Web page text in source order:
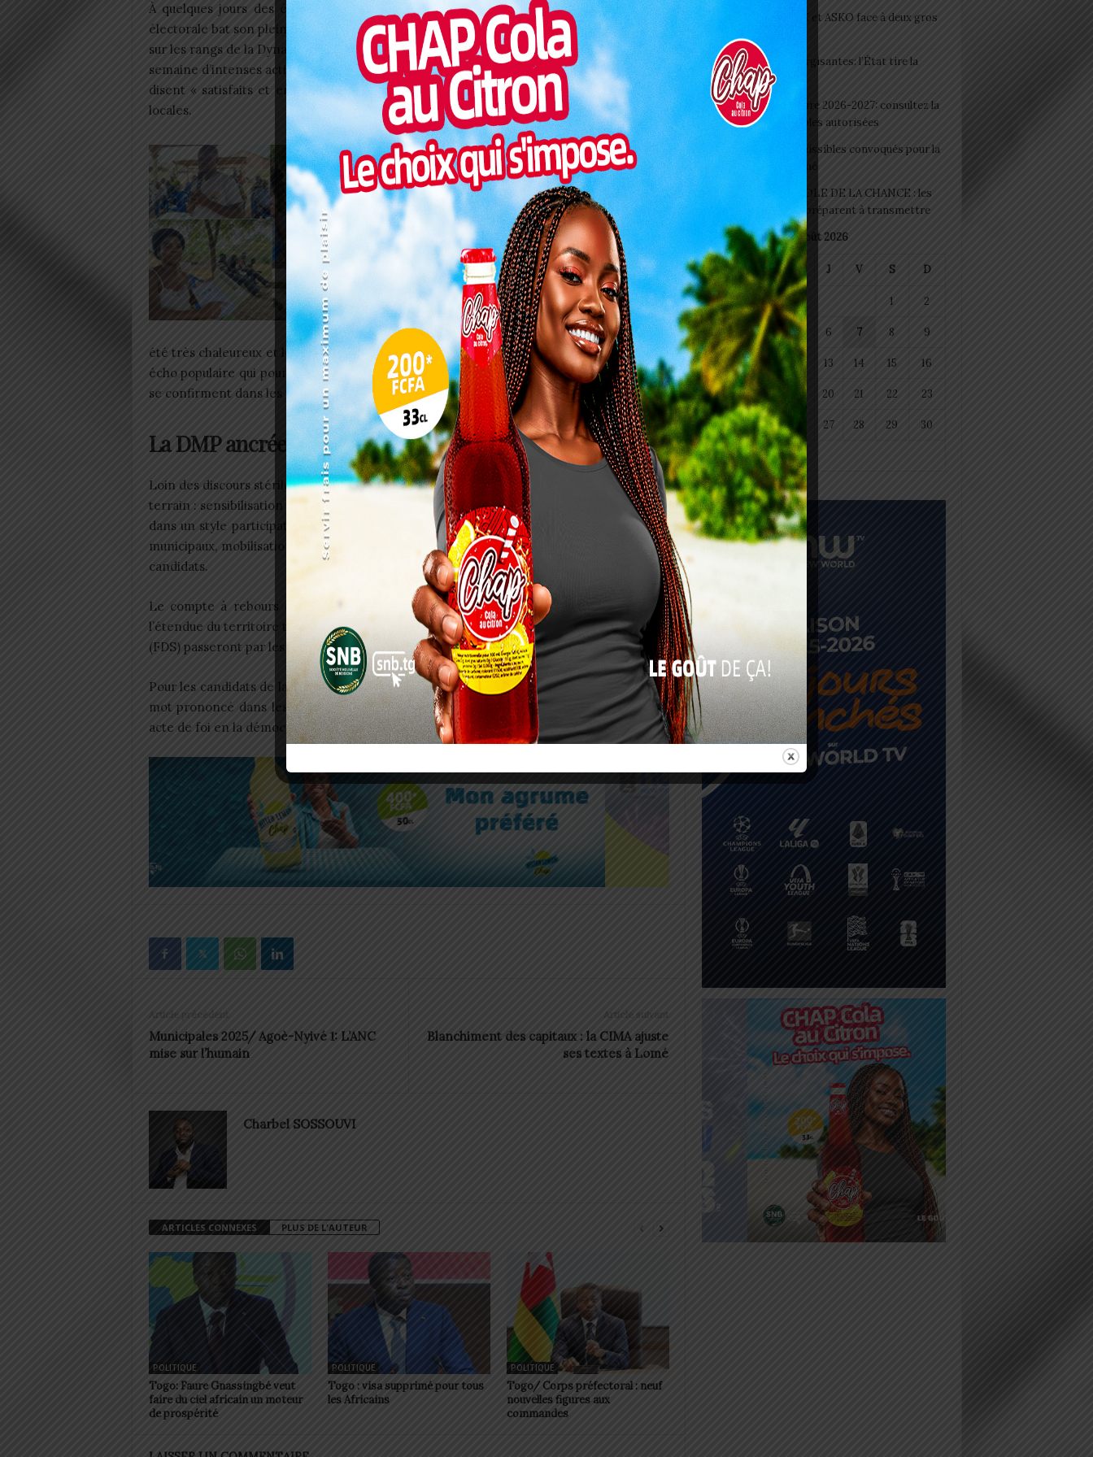
À quelques jours des élections municipales prévues pour le 17 juillet 2025, l’ambiance
électorale bat son plein dans la commune de Kloto 1. Là-bas, un vent d’optimisme souffle
sur les rangs de la Dynamique pour la Majorité du Peuple (DMP). Et pour cause, après une
semaine d’intenses activités de terrain, les candidats de cette coalition de l’opposition se
disent « satisfaits et encouragés » par l’accueil massif et enthousiaste des populations
locales.
Lire aussi:Togo: « Les élections auront bel
et bien lieu le 17 juillet », dixit Hodabalo
Awate
Au cœur de la mobilisation : Emmanuel
Kodzo Agano, tête de liste de la DMP dans la
commune. Citant les propos relayés par nos
confrères de Togo24, M. Agano confie que «
partout où la délégation de la coordination
de la DMP Kloto 1 s’est rendue, l’accueil a
été très chaleureux et les messages véhiculés ont été entendus par les populations ». Un
écho populaire qui pourrait bien se transformer en victoire, si les promesses de soutien
se confirment dans les urnes.
La DMP ancrée dans la proximité
Loin des discours stériles, les candidats de la DMP Kloto 1 ont opté pour une stratégie de
terrain : sensibilisation de proximité, porte-à-porte, rencontres communautaires, le tout
dans un style participatif. Les thèmes abordés sont clairs : éducation électorale, enjeux
municipaux, mobilisation citoyenne, et surtout appel à un vote massif en faveur de leurs
candidats.
Le compte à rebours est lancé. Le scrutin se tiendra le 17 juillet prochain sur toute
l’étendue du territoire togolais. Mais bien avant cela, les forcesde défense et de sécurité
(FDS) passeront par les urnes le 15 juillet, conformément au chronogramme officiel.
Pour les candidats de la DMP, chaque heure compte. Et chaque poignée de main, chaque
mot prononcé dans les quartiers, chaque regard échangé avec les citoyens devient un
acte de foi en la démocratie locale.
Article précédent
Municipales 2025/ Agoè-Nyivé 1: L’ANC
mise sur l’humain
Article suivant
Blanchiment des capitaux : la CIMA ajuste
ses textes à Lomé
Charbel SOSSOUVI
ARTICLES CONNEXES PLUS DE L'AUTEUR
POLITIQUE
Togo: Faure Gnassingbé veut
faire du ciel africain un moteur
de prospérité
POLITIQUE
Togo : visa supprimé pour tous
les Africains
POLITIQUE
Togo/ Corps préfectoral : neuf
nouvelles figures aux
commandes
Interclubs CAF: ASCK et ASKO face à deux gros
morceaux
Togo/ Boissons énergisantes: l’État tire la
sonnette d’alarme
Togo/ Rentrée scolaire 2026-2027: consultez la
liste officielle des écoles autorisées
ESSAL 2026 : les admissibles convoqués pour la
visite médicale à Lomé
SWEDD+ Togo / ECOLE DE LA CHANCE : les
maitres-artisans se préparent à transmettre
août 2026
L M M J V S D
1 2
3 4 5 6 7 8 9
10 11 12 13 14 15 16
17 18 20 21 22 23
24 25 26 27 28 29 30
31
« Juil